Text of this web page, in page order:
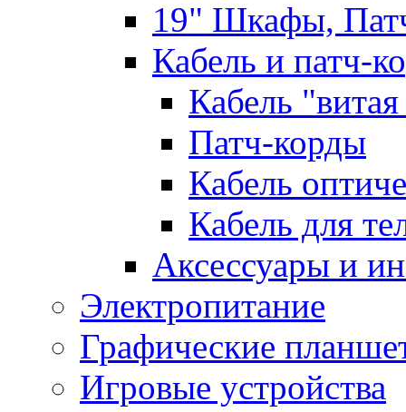
19" Шкафы,
Кабель и патч-
Кабель
Патч-корды
Кабель
Кабель для
Аксессуары и
Электропитание
Графические
Игровые устройства